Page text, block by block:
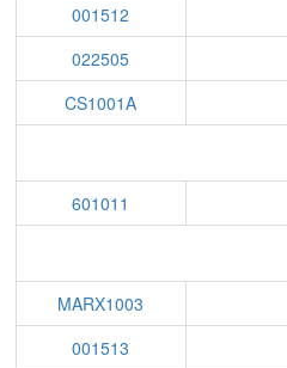
001512
022505
CS1001A
601011
MARX1003
001513